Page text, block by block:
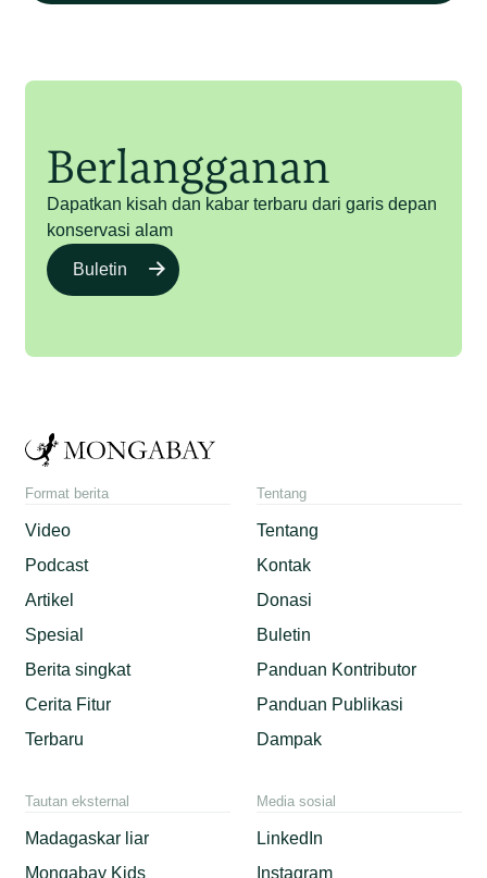
Berlangganan
Dapatkan kisah dan kabar terbaru dari garis depan
konservasi alam
Buletin
Format berita
Video
Podcast
Artikel
Spesial
Berita singkat
Cerita Fitur
Terbaru
Tentang
Tentang
Kontak
Donasi
Buletin
Panduan Kontributor
Panduan Publikasi
Dampak
Tautan eksternal
Madagaskar liar
Mongabay Kids
Media sosial
LinkedIn
Instagram